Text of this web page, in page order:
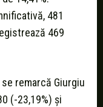
481
469
remarcă Giurgiu
(-23,19%) și